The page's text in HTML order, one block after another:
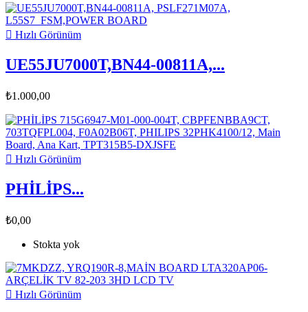
 Hızlı Görünüm
UE55JU7000T,BN44-00811A,...
₺1.000,00
 Hızlı Görünüm
PHİLİPS...
₺0,00
Stokta yok
 Hızlı Görünüm